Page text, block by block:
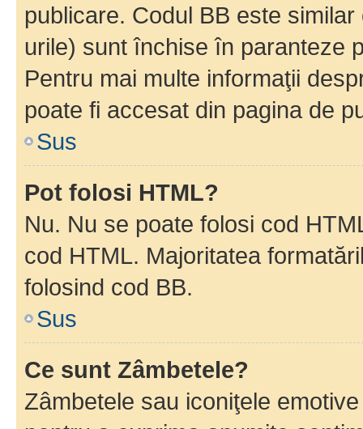
publicare. Codul BB este
urile) sunt închise în paranteze
Pentru mai multe informaţii
poate fi accesat din pagina de
Sus
Pot folosi HTML?
Nu. Nu se poate folosi cod
cod HTML. Majoritatea
folosind cod BB.
Sus
Ce sunt Zâmbetele?
Zâmbetele sau iconiţele